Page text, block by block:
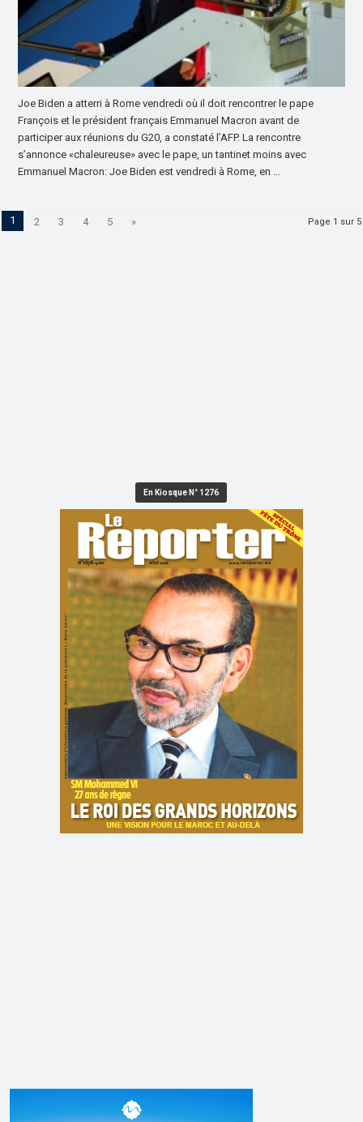
Joe Biden a atterri à Rome vendredi où il doit rencontrer le pape
François et le président français Emmanuel Macron avant de
participer aux réunions du G20, a constaté l’AFP. La rencontre
s’annonce «chaleureuse» avec le pape, un tantinet moins avec
Emmanuel Macron: Joe Biden est vendredi à Rome, en …
Page 1 sur 5
1 2 3 4 5 »
En Kiosque N° 1276